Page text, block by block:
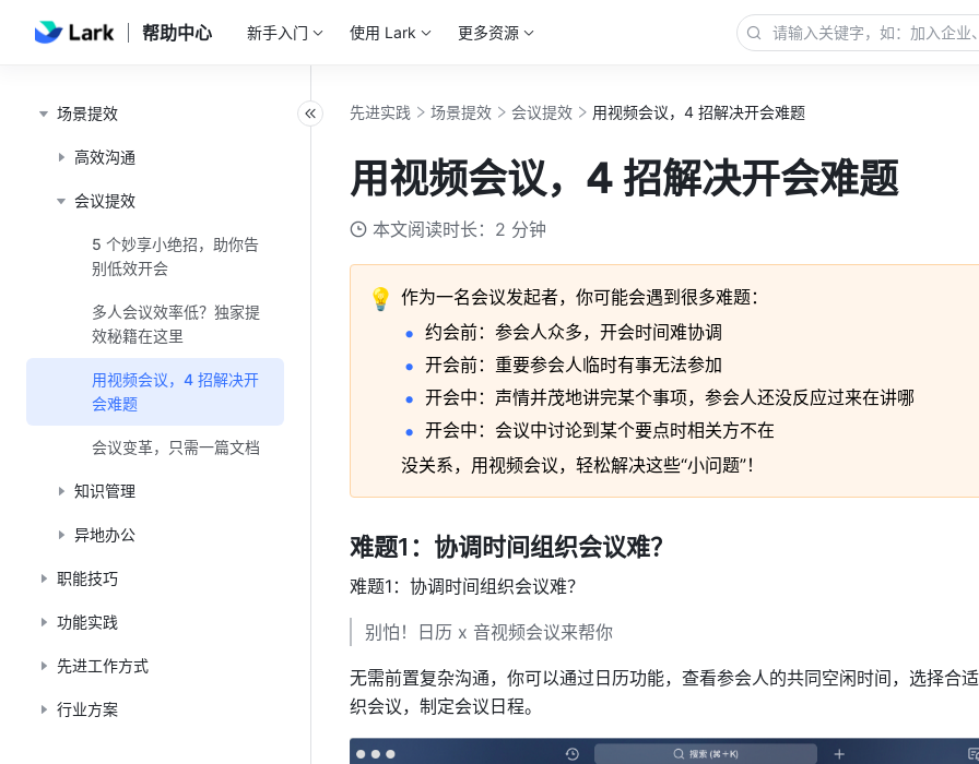
帮助中心 新手入门 使用 Lark 更多资源
场景提效
高效沟通
会议提效
5 个妙享小绝招，助你告
别低效开会
多人会议效率低？独家提
效秘籍在这里
用视频会议，4 招解决开
会难题
会议变革，只需一篇文档
知识管理
异地办公
职能技巧
功能实践
先进工作方式
行业方案
先进实践 场景提效 会议提效 用视频会议，4 招解决开会难题
用视频会议，4 招解决开会难题
本文阅读时长：2 分钟
💡 作为一名会议发起者，你可能会遇到很多难题：
约会前：参会人众多，开会时间难协调
开会前：重要参会人临时有事无法参加
开会中：声情并茂地讲完某个事项，参会人还没反应过来在讲哪
开会中：会议中讨论到某个要点时相关方不在
没关系，用视频会议，轻松解决这些“小问题”！
难题1：协调时间组织会议难？
难题1：协调时间组织会议难？
别怕！日历 x 音视频会议来帮你
无需前置复杂沟通，你可以通过日历功能，查看参会人的共同空闲时间，选择合
织会议，制定会议日程。